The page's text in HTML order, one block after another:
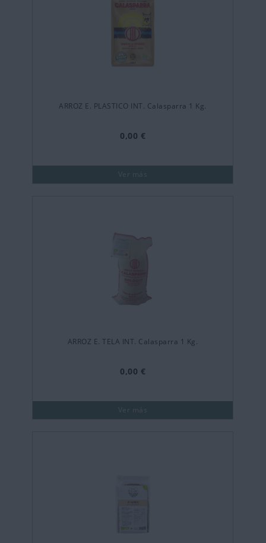
ARROZ E. PLASTICO INT. Calasparra 1 Kg.
0,00 €
Ver más
ARROZ E. TELA INT. Calasparra 1 Kg.
0,00 €
Ver más